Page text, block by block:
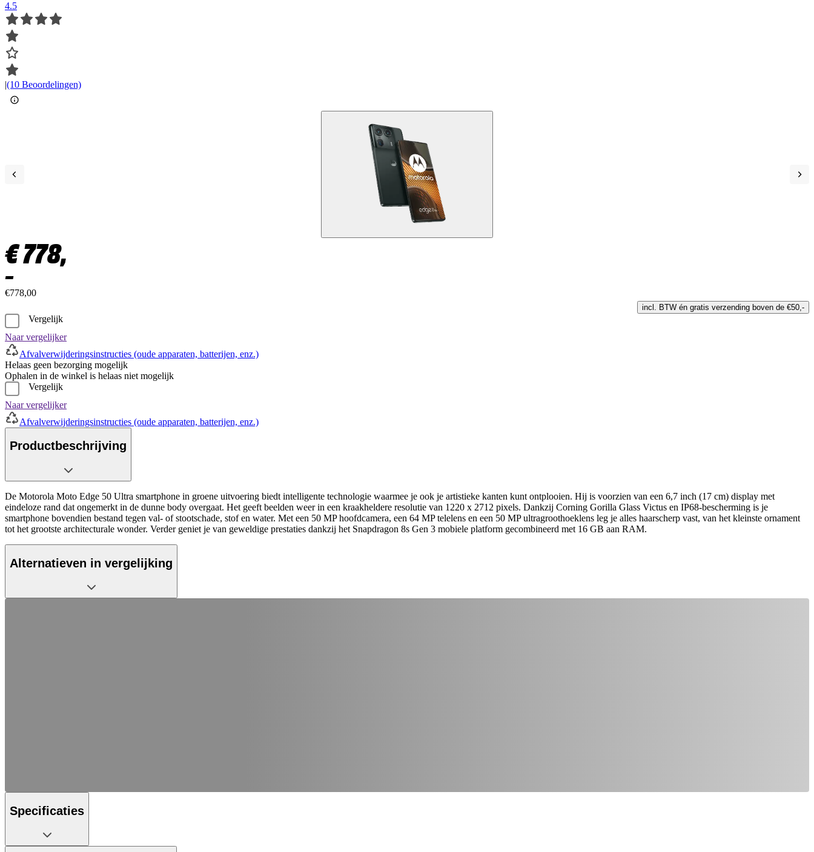
4.5
|(10 Beoordelingen)
€778,
–
€778,00
incl. BTW én gratis verzending boven de €50,-
Vergelijk
Naar vergelijker
Afvalverwijderingsinstructies (oude apparaten, batterijen, enz.)
Helaas geen bezorging mogelijk
Ophalen in de winkel is helaas niet mogelijk
Vergelijk
Naar vergelijker
Afvalverwijderingsinstructies (oude apparaten, batterijen, enz.)
Productbeschrijving
De Motorola Moto Edge 50 Ultra smartphone in groene uitvoering biedt intelligente technologie waarmee je ook je artistieke kanten kunt ontplooien. Hij is voorzien van een 6,7 inch (17 cm) display met
eindeloze rand dat ongemerkt in de dunne body overgaat. Het geeft beelden weer in een kraakheldere resolutie van 1220 x 2712 pixels. Dankzij Corning Gorilla Glass Victus en IP68-bescherming is je
smartphone bovendien bestand tegen val- of stootschade, stof en water. Met een 50 MP hoofdcamera, een 64 MP telelens en een 50 MP ultragroothoeklens leg je alles haarscherp vast, van het kleinste ornament
tot het grootste architecturale wonder. Verder geniet je van geweldige prestaties dankzij het Snapdragon 8s Gen 3 mobiele platform gecombineerd met 16 GB aan RAM.
Alternatieven in vergelijking
Specificaties